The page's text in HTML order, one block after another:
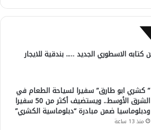
الاسطوري الجديد ….. بندقية للايجار
” كشري ابو طارق” سفيرا لسياحة الطعام في
الشرق الأوسط.. ويستضيف أكثر من 50 سفيرا
ودبلوماسيا ضمن مبادرة “دبلوماسية الكشري”
منذ 13 ساعة